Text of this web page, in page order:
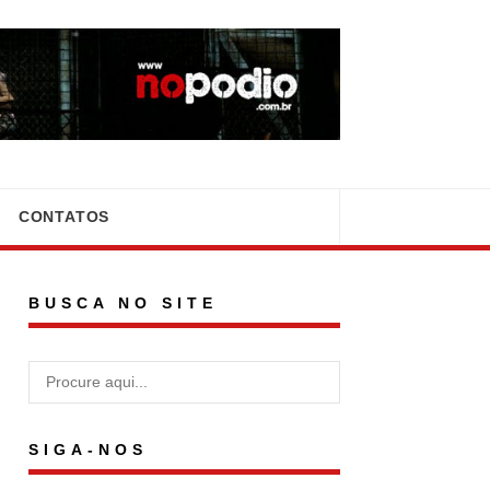
CONTATOS
BUSCA NO SITE
SIGA-NOS